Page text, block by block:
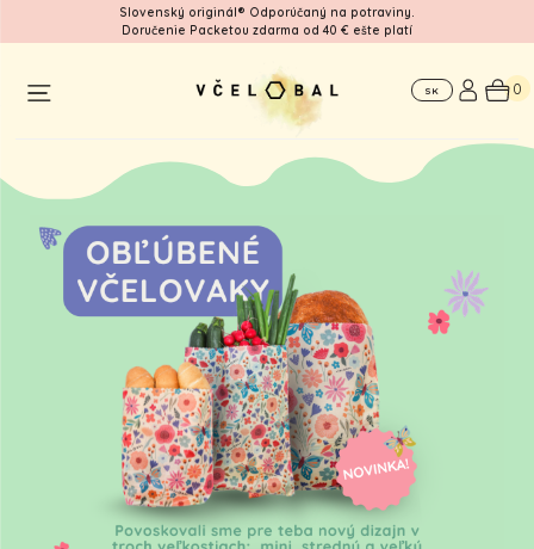
Slovenský originál® Odporúčaný na potraviny.
Doručenie Packetou zdarma od 40 € ešte platí
firmy
nás
SK 0